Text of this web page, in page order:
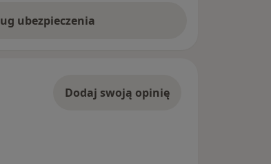
ubezpieczenia
Dodaj swoją opinię